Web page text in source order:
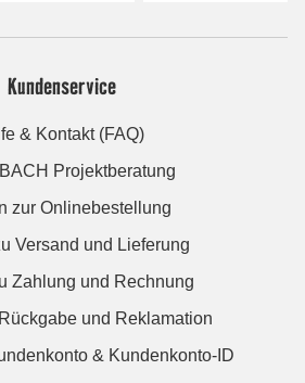
Kundenservice
& Kontakt (FAQ)
Projektberatung
zur Onlinebestellung
Versand und Lieferung
Zahlung und Rechnung
und Reklamation
& Kundenkonto-ID